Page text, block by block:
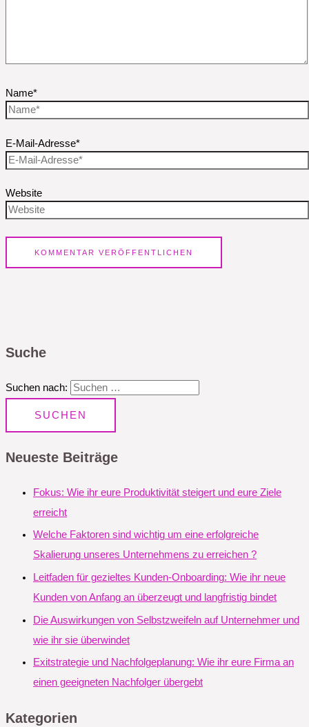
Name*
E-Mail-Adresse*
Website
Suche
Suchen nach:
Neueste Beiträge
Fokus: Wie ihr eure Produktivität steigert und eure Ziele
erreicht
Welche Faktoren sind wichtig um eine erfolgreiche
Skalierung unseres Unternehmens zu erreichen ?
Leitfaden für gezieltes Kunden-Onboarding: Wie ihr neue
Kunden von Anfang an überzeugt und langfristig bindet
Die Auswirkungen von Selbstzweifeln auf Unternehmer und
wie ihr sie überwindet
Exitstrategie und Nachfolgeplanung: Wie ihr eure Firma an
einen geeigneten Nachfolger übergebt
Kategorien